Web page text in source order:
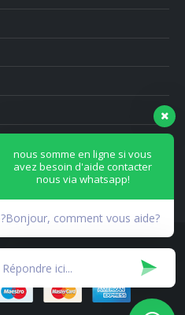
nous somme en ligne si vous
avez besoin d'aide contacter
nous via whatsapp!
?Bonjour, comment vous aide?